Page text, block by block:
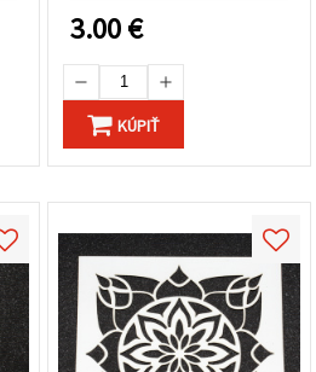
3.00€
KÚPIŤ